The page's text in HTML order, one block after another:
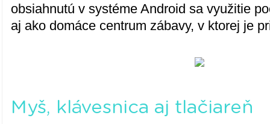
obsiahnutú v systéme Android sa využitie
aj ako domáce centrum zábavy, v ktorej je
Myš, klávesnica aj tlačiareň